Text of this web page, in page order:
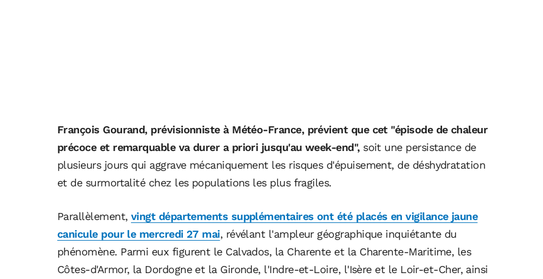
François Gourand, prévisionniste à Météo-France, prévient que cet "épisode de chaleur
précoce et remarquable va durer a priori jusqu'au week-end", soit une persistance de
plusieurs jours qui aggrave mécaniquement les risques d'épuisement, de déshydratation
et de surmortalité chez les populations les plus fragiles.
Parallèlement, vingt départements supplémentaires ont été placés en vigilance jaune
canicule pour le mercredi 27 mai, révélant l'ampleur géographique inquiétante du
phénomène. Parmi eux figurent le Calvados, la Charente et la Charente-Maritime, les
Côtes-d'Armor, la Dordogne et la Gironde, l'Indre-et-Loire, l'Isère et le Loir-et-Cher, ainsi